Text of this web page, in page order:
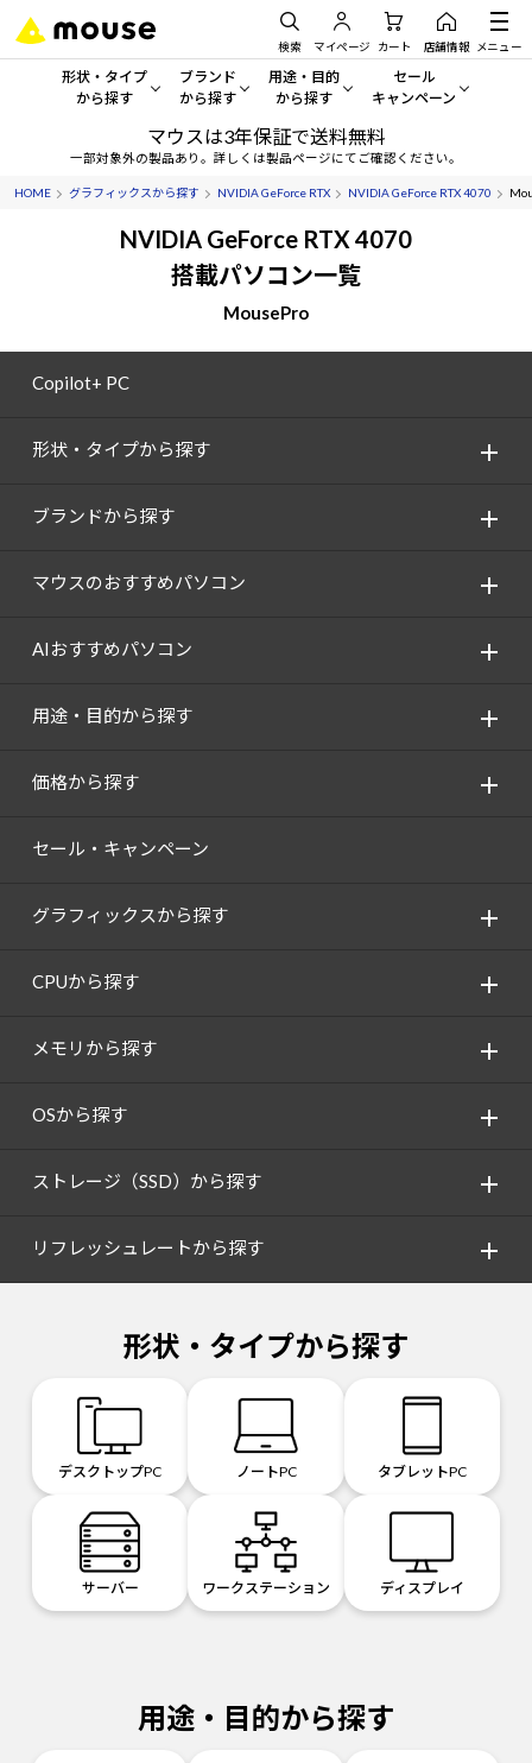
検索 マイページ カート 店舗情報 メニュー
形状・タイプ
から探す
形状・タイプから探す をすべてみる
デスクトップPC
サーバー
ブランド
から探す
mouse
G TUNE
用途・目的
から探す
一般向けパソコン
ゲーミングPC・ゲーム向けパソコン
ビジネス向けパソコン
セール
キャンペーン
セール・キャンペー
期間限定セール
マウスは3年保証で送料無料
一部対象外の製品あり。詳しくは製品ページにてご確認ください。
HOME グラフィックスから探す NVIDIA GeForce RTX NVIDIA GeForce RTX 4070
NVIDIA GeForce RTX 4070
搭載パソコン一覧
MousePro
Copilot+ PC
形状・タイプから探す
ブランドから探す
マウスのおすすめパソコン
AIおすすめパソコン
用途・目的から探す
価格から探す
セール・キャンペーン
グラフィックスから探す
CPUから探す
メモリから探す
OSから探す
ストレージ（SSD）から探す
リフレッシュレートから探す
形状・タイプから探す
デスクトップPC ノートPC タブレットPC
サーバー ワークステーション ディスプレイ
用途・目的から探す